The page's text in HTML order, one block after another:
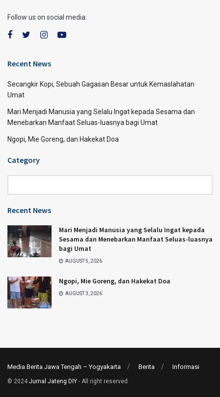
Follow us on social media:
Recent News
Secangkir Kopi, Sebuah Gagasan Besar untuk Kemaslahatan
Umat
Mari Menjadi Manusia yang Selalu Ingat kepada Sesama dan
Menebarkan Manfaat Seluas-luasnya bagi Umat
Ngopi, Mie Goreng, dan Hakekat Doa
Category
Recent News
Mari Menjadi Manusia yang Selalu Ingat kepada
Sesama dan Menebarkan Manfaat Seluas-luasnya
bagi Umat
AUGUST 5, 2026
Ngopi, Mie Goreng, dan Hakekat Doa
AUGUST 3, 2026
Media Berita Jawa Tengah – Yogyakarta Berita Informasi
© 2024 Jurnal Jateng DIY - All right reserved